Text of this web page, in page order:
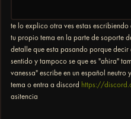
te lo explico otra ves estas
tu propio tema en la parte de soporte
detalle que esta pasando porque
sentido y tampoco se que es "ahira"
vanessa" escribe en un español
tema o entra a discord https://
asitencia